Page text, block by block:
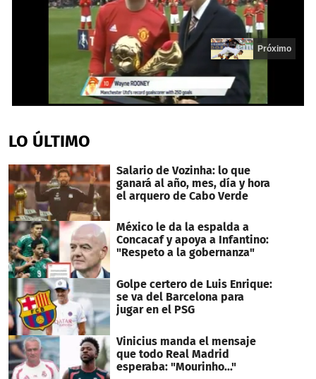
of
13
Próximo
LO ÚLTIMO
Salario de Vozinha: lo que
ganará al año, mes, día y hora
el arquero de Cabo Verde
México le da la espalda a
Concacaf y apoya a Infantino:
"Respeto a la gobernanza"
Golpe certero de Luis Enrique:
se va del Barcelona para
jugar en el PSG
Vinicius manda el mensaje
que todo Real Madrid
esperaba: "Mourinho..."